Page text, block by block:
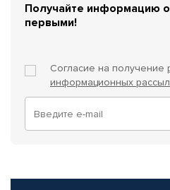
Получайте информацию о
первыми!
Согласие на получение
информационных